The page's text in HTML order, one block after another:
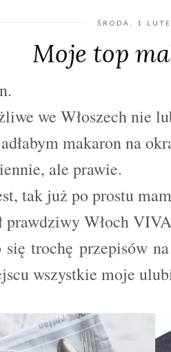
ŚRODA, 1
Moje top
we Włoszech nie
makaron na
ale prawie.
tak już po prostu
prawdziwy Włoch
trochę przepisów
wszystkie moje